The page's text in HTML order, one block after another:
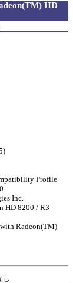
HD
Profile
Inc.
HD 8200 / R3
Radeon(TM)
し